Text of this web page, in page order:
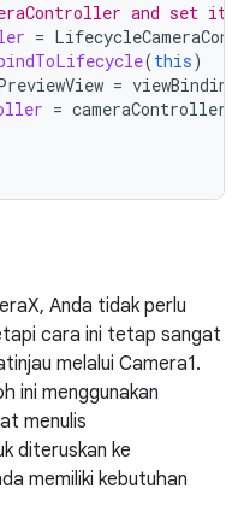
and set it
=
(this)
= viewBinding
= cameraController
Anda tidak perlu
cara ini tetap sangat
melalui Camera1.
ini menggunakan
menulis
diteruskan ke
memiliki kebutuhan